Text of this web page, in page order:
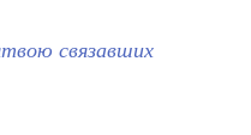
связавших